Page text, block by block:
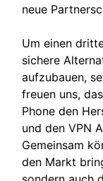
neue
Um einen
sichere
aufzubauen,
freuen uns,
Phone den
und den VPN
Gemeinsam
den Markt